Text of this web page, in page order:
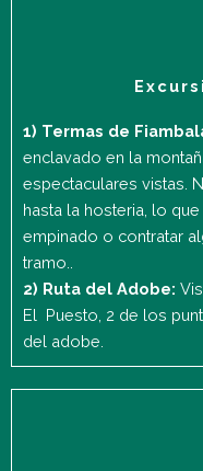
1) Termas de
enclavado en la
espectaculares vistas.
hasta la hosteria, lo
empinado o contratar
tramo..
2) Ruta del Adobe:
El Puesto, 2 de los
del adobe.